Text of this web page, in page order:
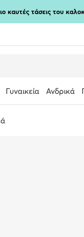
καυτές τάσεις του
Γυναικεία Ανδρικά